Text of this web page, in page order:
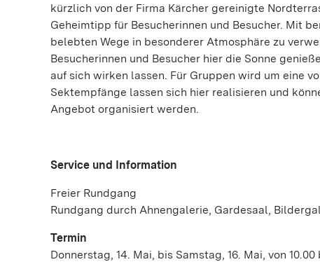
kürzlich von der Firma Kärcher gereinigte
Geheimtipp für Besucherinnen und Besucher. Mit
belebten Wege in besonderer Atmosphäre zu
Besucherinnen und Besucher hier die Sonne
auf sich wirken lassen. Für Gruppen wird um eine
Sektempfänge lassen sich hier realisieren und
Angebot organisiert werden.
Service und Information
Freier Rundgang
Rundgang durch Ahnengalerie, Gardesaal,
Termin
Donnerstag, 14. Mai, bis Samstag, 16. Mai, von 10.00